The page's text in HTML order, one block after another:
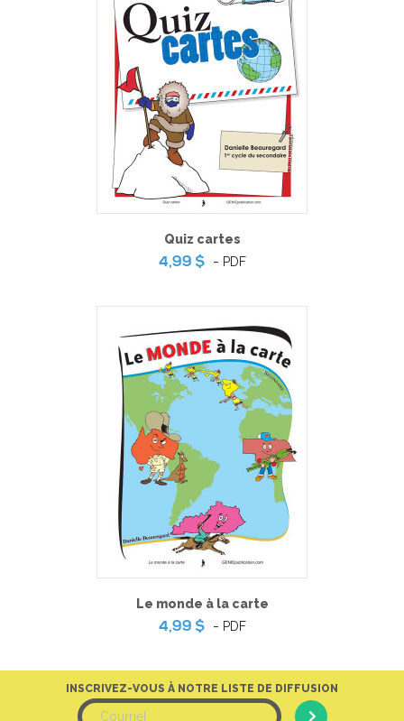
Quiz cartes
4,99 $
- PDF
Le monde à la carte
4,99 $
- PDF
INSCRIVEZ-VOUS À NOTRE LISTE DE DIFFUSION